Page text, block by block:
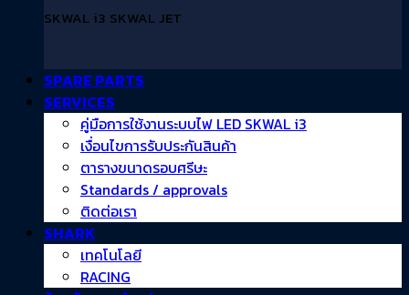
SKWAL i3 SKWAL JET
SPARE PARTS
SERVICES
คู่มือการใช้งานระบบไฟ LED SKWAL i3
เงื่อนไขการรับประกันสินค้า
ตารางขนาดรอบศรีษะ
Standards / approvals
ติดต่อเรา
SHARK
เทคโนโลยี
RACING